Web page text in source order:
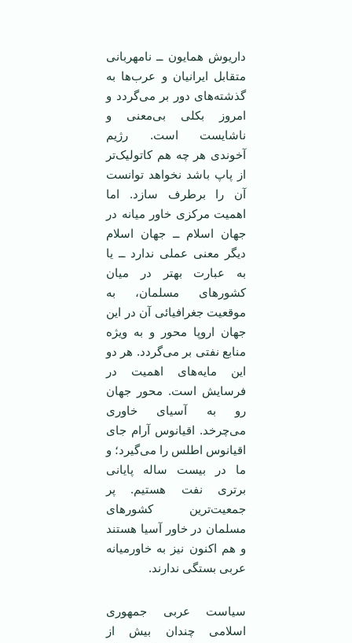
داریوش همایون ــ نامهربانی
متقابل ایرانیان و عرب‌ها به
گذشته‌های دور بر می‌گردد و
امروز بکلی بی‌معنی و
نا‌شایست است. رژیم
آخوندی هر چه هم کاتولیک‌تر
از پاپ باشد نخواهد توانست
آن را برطرف سازد. اما
اهمیت مرکزی خاور میانه در
جهان اسلام ــ جهان اسلام
دیگر معنی عملی ندارد ــ یا
به عبارت بهتر در میان
کشور‌های مسلمان، به
موقعیت جغرافیائی آن در این
جهان اروپا محور و به ویژه
منابع نفتی بر می‌گردد. هر دو
این مایه‌های اهمیت در
فرسایش است. محور جهان
رو به آسیای خاوری
می‌چرخد. اقیانوس آرام جای
اقیانوس اطلس را می‌گیرد؛ و
ما در بیست ساله پایانی
برتری نفت هستیم. پر
جمعیت‌ترین کشور‌های
مسلمان در خاور آسیا هستند
و هم اکنون نیز به خاورمیانه
عربی بستگی ندارند.
سیاست عربی جمهوری
اسلامی ‌چندان بیش از